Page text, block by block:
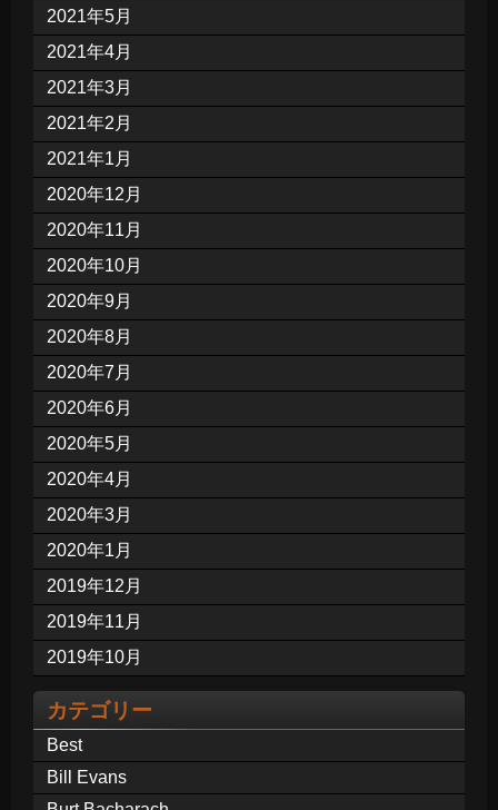
2021年5月
2021年4月
2021年3月
2021年2月
2021年1月
2020年12月
2020年11月
2020年10月
2020年9月
2020年8月
2020年7月
2020年6月
2020年5月
2020年4月
2020年3月
2020年1月
2019年12月
2019年11月
2019年10月
カテゴリー
Best
Bill Evans